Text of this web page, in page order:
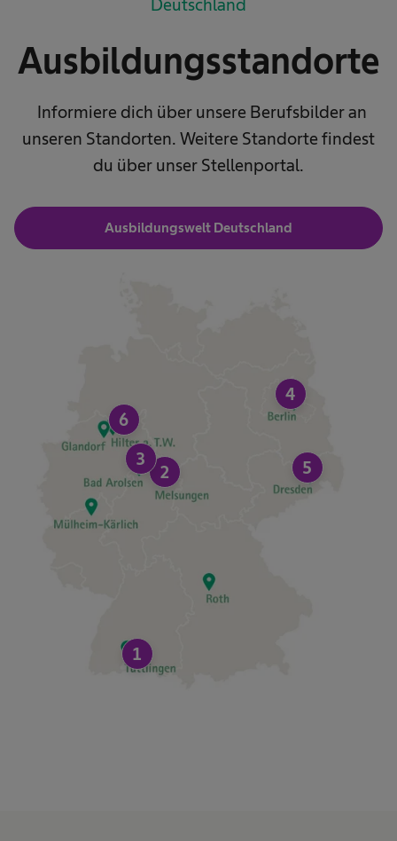
1
2
3
4
5
6
Deutschland
Ausbildungsstandorte
Informiere dich über unsere Berufsbilder an
unseren Standorten. Weitere Standorte findest
du über unser Stellenportal.
Ausbildungswelt Deutschland